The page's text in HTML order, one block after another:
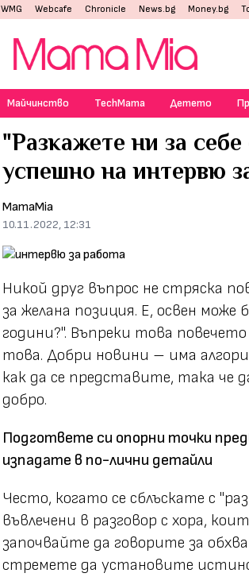
WMG Webcafe Chronicle News.bg Money.bg
Майчинство TechMama Детето
"Разкажете ни за
успешно на интервю
MamaMia
10.11.2022, 12:31
Никой друг въпрос не стряска
за желана позиция. Е, освен
години?". Въпреки това
това. Добри новини – има
как да се представите, така че
добро.
Подгответе си опорни точки
изпадате в по-лични детайли
Често, когато се сблъскате с
въвлечени в разговор с хора,
започвайте да говорите за
стремете да установите